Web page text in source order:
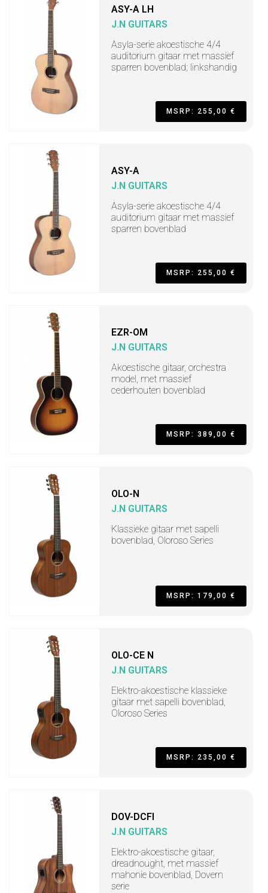
ASY-A LH
J.N GUITARS
Asyla-serie akoestische 4/4
auditorium gitaar met massief
sparren bovenblad; linkshandig
MSRP: 255,00 €
ASY-A
J.N GUITARS
Asyla-serie akoestische 4/4
auditorium gitaar met massief
sparren bovenblad
MSRP: 255,00 €
EZR-OM
J.N GUITARS
Akoestische gitaar, orchestra
model, met massief
cederhouten bovenblad
MSRP: 389,00 €
OLO-N
J.N GUITARS
Klassieke gitaar met sapelli
bovenblad, Oloroso Series
MSRP: 179,00 €
OLO-CE N
J.N GUITARS
Elektro-akoestische klassieke
gitaar met sapelli bovenblad,
Oloroso Series
MSRP: 235,00 €
DOV-DCFI
J.N GUITARS
Elektro-akoestische gitaar,
dreadnought, met massief
mahonie bovenblad, Dovern
serie